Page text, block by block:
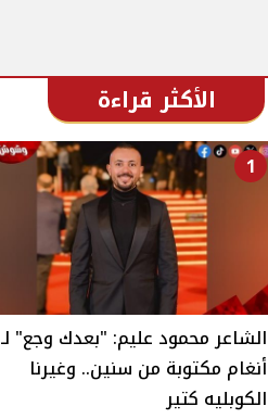
الأكثر قراءة
1
الشاعر محمود عليم: "بعدك وجع" لـ
أنغام مكتوبة من سنين.. وغيرنا
الكوبليه كتير